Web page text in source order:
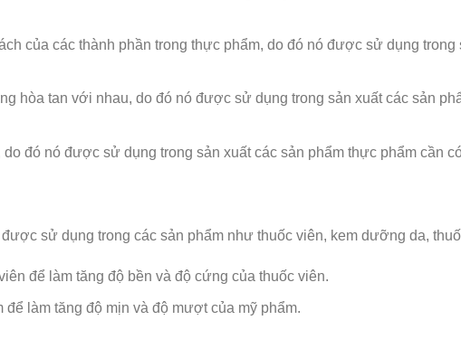
của các thành phần trong thực phẩm, do đó nó được sử dụng
hòa tan với nhau, do đó nó được sử dụng trong sản xuất các sản
do đó nó được sử dụng trong sản xuất các sản phẩm thực phẩm cần
sử dụng trong các sản phẩm như thuốc viên, kem dưỡng da,
để làm tăng độ bền và độ cứng của thuốc viên.
làm tăng độ mịn và độ mượt của mỹ phẩm.